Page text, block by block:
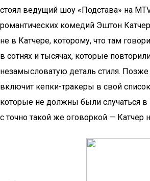
стоял ведущий шоу «Подстава» на
романтических комедий Эштон
не в Катчере, которому, что там
в сотнях и тысячах, которые
незамысловатую деталь стиля. Позже
включит кепки-тракеры в свой
которые не должны были случаться
с точно такой же оговоркой — Катчер